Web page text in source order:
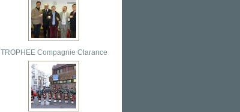
TROPHEE Compagnie Clarance